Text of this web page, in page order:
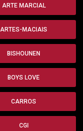
ARTE MARCIAL
ARTES-MACIAIS
BISHOUNEN
BOYS LOVE
CARROS
CGI